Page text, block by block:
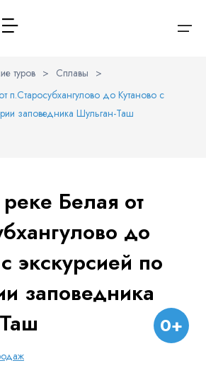
туров > Сплавы >
п.Старосубхангулово до Кутаново с
заповедника Шульган-Таш
Белая от
до
экскурсией по
заповедника
0+
мест в туре
обработку персональных данных
компании в отношении
данных
соц.сеть